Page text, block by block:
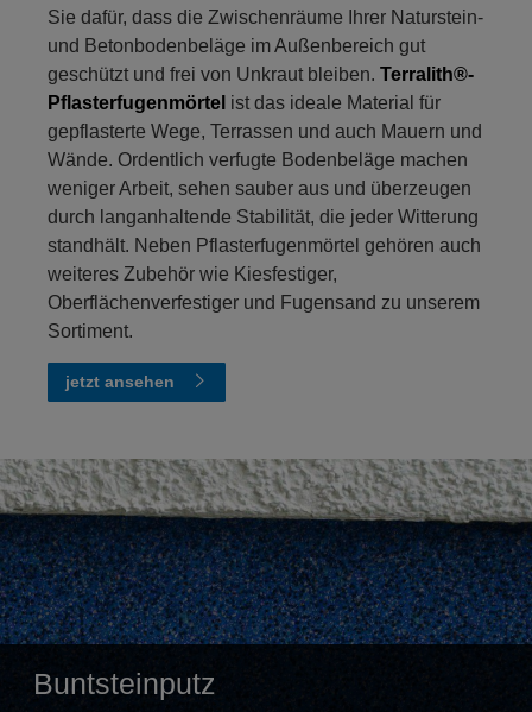
Sie dafür, dass die Zwischenräume Ihrer Naturstein-
und Betonbodenbeläge im Außenbereich gut
geschützt und frei von Unkraut bleiben. Terralith®-
Pflasterfugenmörtel ist das ideale Material für
gepflasterte Wege, Terrassen und auch Mauern und
Wände. Ordentlich verfugte Bodenbeläge machen
weniger Arbeit, sehen sauber aus und überzeugen
durch langanhaltende Stabilität, die jeder Witterung
standhält. Neben Pflasterfugenmörtel gehören auch
weiteres Zubehör wie Kiesfestiger,
Oberflächenverfestiger und Fugensand zu unserem
Sortiment.
jetzt ansehen
Buntsteinputz